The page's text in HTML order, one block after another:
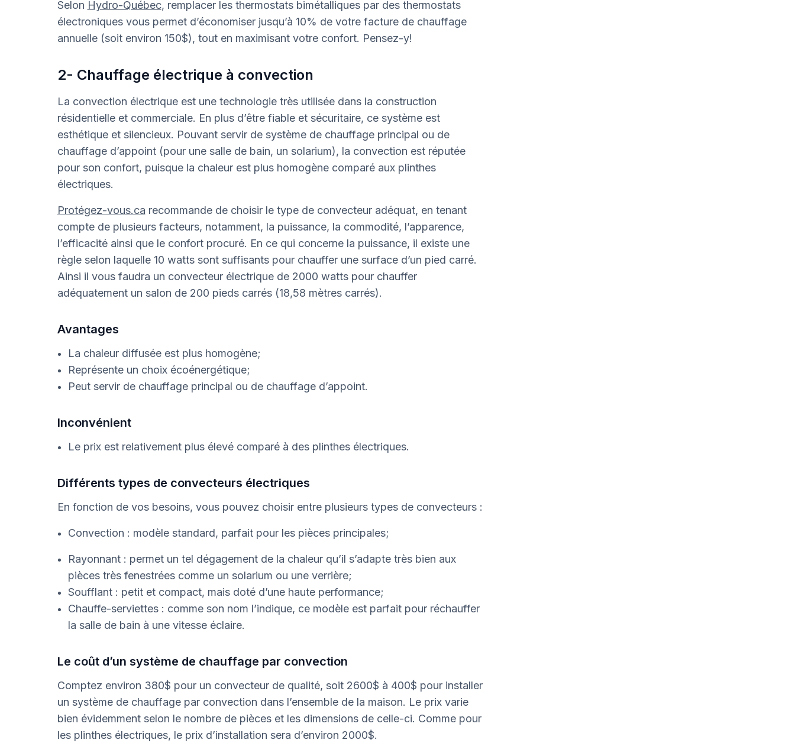
Selon Hydro-Québec, remplacer les thermostats bimétalliques par des thermostats
électroniques vous permet d’économiser jusqu’à 10% de votre facture de chauffage
annuelle (soit environ 150$), tout en maximisant votre confort. Pensez-y!
2- Chauffage électrique à convection
La convection électrique est une technologie très utilisée dans la construction
résidentielle et commerciale. En plus d’être fiable et sécuritaire, ce système est
esthétique et silencieux. Pouvant servir de système de chauffage principal ou de
chauffage d’appoint (pour une salle de bain, un solarium), la convection est réputée
pour son confort, puisque la chaleur est plus homogène comparé aux plinthes
électriques.
Protégez-vous.ca recommande de choisir le type de convecteur adéquat, en tenant
compte de plusieurs facteurs, notamment, la puissance, la commodité, l’apparence,
l’efficacité ainsi que le confort procuré. En ce qui concerne la puissance, il existe une
règle selon laquelle 10 watts sont suffisants pour chauffer une surface d’un pied carré.
Ainsi il vous faudra un convecteur électrique de 2000 watts pour chauffer
adéquatement un salon de 200 pieds carrés (18,58 mètres carrés).
Avantages
La chaleur diffusée est plus homogène;
Représente un choix écoénergétique;
Peut servir de chauffage principal ou de chauffage d’appoint.
Inconvénient
Le prix est relativement plus élevé comparé à des plinthes électriques.
Différents types de convecteurs électriques
En fonction de vos besoins, vous pouvez choisir entre plusieurs types de convecteurs :
Convection : modèle standard, parfait pour les pièces principales;
Rayonnant : permet un tel dégagement de la chaleur qu’il s’adapte très bien aux
pièces très fenestrées comme un solarium ou une verrière;
Soufflant : petit et compact, mais doté d’une haute performance;
Chauffe-serviettes : comme son nom l’indique, ce modèle est parfait pour réchauffer
la salle de bain à une vitesse éclaire.
Le coût d’un système de chauffage par convection
Comptez environ 380$ pour un convecteur de qualité, soit 2600$ à 400$ pour installer
un système de chauffage par convection dans l’ensemble de la maison. Le prix varie
bien évidemment selon le nombre de pièces et les dimensions de celle-ci. Comme pour
les plinthes électriques, le prix d’installation sera d’environ 2000$.